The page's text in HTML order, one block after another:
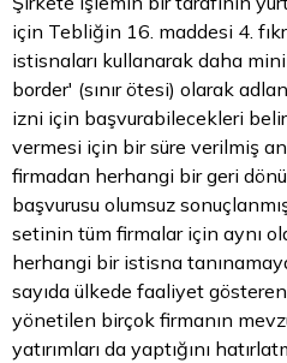
için Tebliğin 16. maddesi 4.
istisnaları kullanarak daha
border' (sınır ötesi) olarak
izni için başvurabilecekleri
vermesi için bir süre verilmiş
firmadan herhangi bir geri
başvurusu olumsuz
setinin tüm firmalar için aynı
herhangi bir istisna
sayıda ülkede faaliyet
yönetilen birçok firmanın
yatırımları da yaptığını